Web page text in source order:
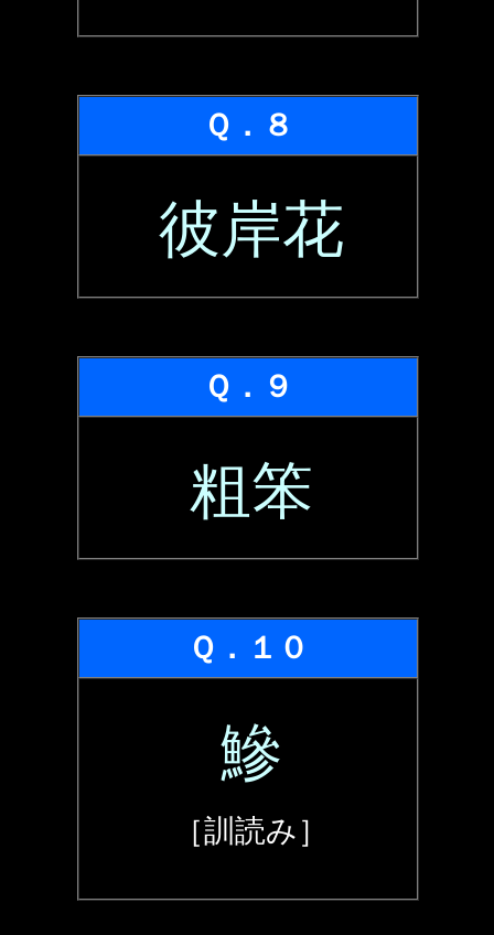
Ｑ．８
彼岸花
Ｑ．９
粗笨
Ｑ．１０
鰺
［訓読み］